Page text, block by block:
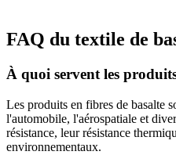
FAQ du textile de
À quoi servent les
Les produits en fibres de basalte
l'automobile, l'aérospatiale et
résistance, leur résistance
environnementaux.